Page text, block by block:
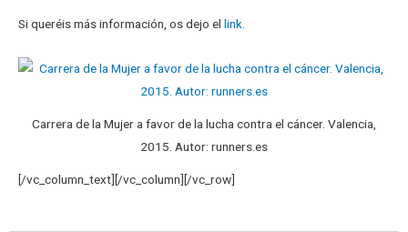
Si queréis más información, os dejo el link.
Carrera de la Mujer a favor de la lucha contra el cáncer. Valencia,
2015. Autor: runners.es
[/vc_column_text][/vc_column][/vc_row]